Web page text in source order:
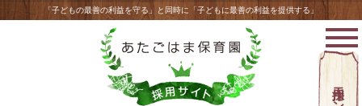
「子どもの最善の利益を守る」と同時に「子どもに最善の利益を提供する」